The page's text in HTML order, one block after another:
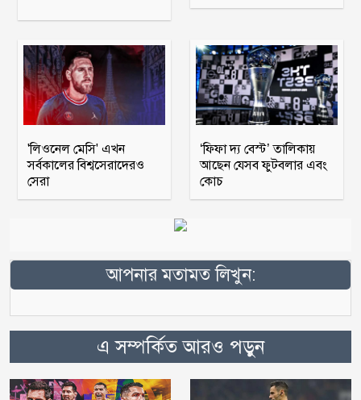
'লিওনেল মেসি' এখন
সর্বকালের বিশ্বসেরাদেরও
সেরা
‘ফিফা দ্য বেস্ট’ তালিকায়
আছেন যেসব ফুটবলার এবং
কোচ
আপনার মতামত লিখুন:
এ সম্পর্কিত আরও পড়ুন